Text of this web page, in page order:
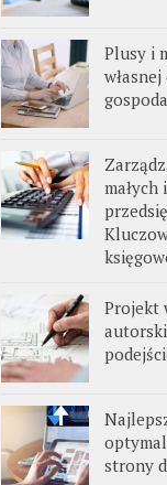
Plusy i
małych
Projekt
strony